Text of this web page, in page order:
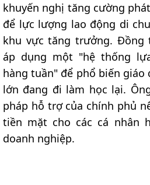
khuyến nghị tăng cường
để lực lượng lao động di
khu vực tăng trưởng. Đồng
áp dụng một "hệ thống
hàng tuần" để phổ biến
lớn đang đi làm học lại.
pháp hỗ trợ của chính phủ
tiền mặt cho các cá nhân
doanh nghiệp.